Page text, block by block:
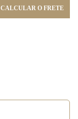
CALCULAR O FRETE